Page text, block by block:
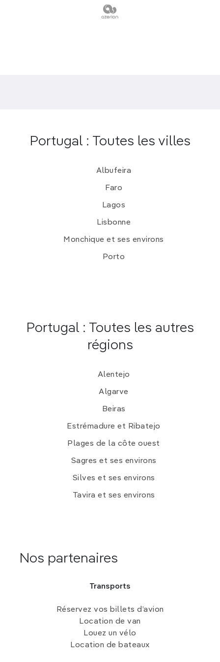
Portugal : Toutes les villes
Albufeira
Faro
Lagos
Lisbonne
Monchique et ses environs
Porto
Portugal : Toutes les autres
régions
Alentejo
Algarve
Beiras
Estrémadure et Ribatejo
Plages de la côte ouest
Sagres et ses environs
Silves et ses environs
Tavira et ses environs
Nos partenaires
Transports
Réservez vos billets d’avion
Location de van
Louez un vélo
Location de bateaux